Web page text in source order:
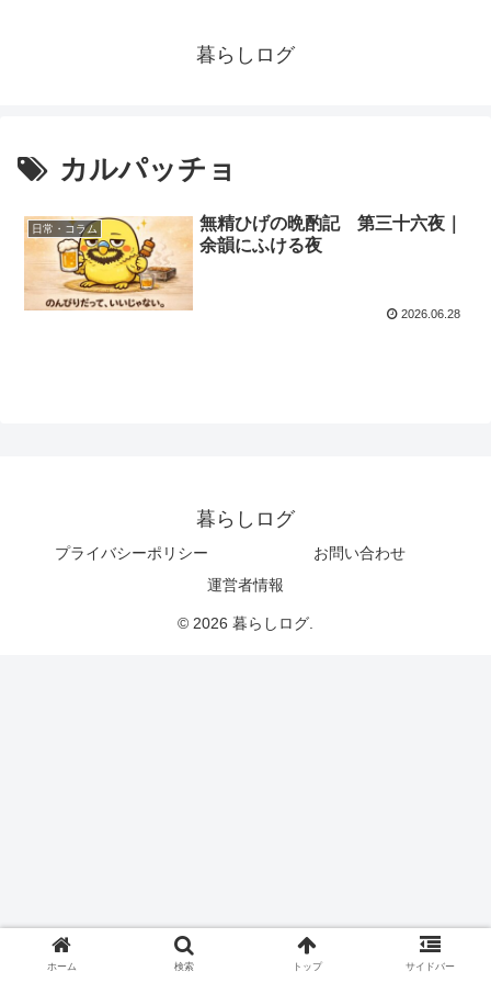
暮らしログ
カルパッチョ
日常・コラム
無精ひげの晩酌記 第三十六夜｜
余韻にふける夜
2026.06.28
暮らしログ
プライバシーポリシー
お問い合わせ
運営者情報
© 2026 暮らしログ.
ホーム 検索 トップ サイドバー